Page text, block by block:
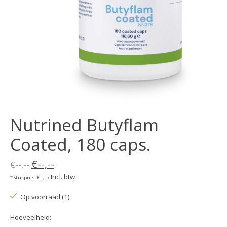
Nutrined Butyflam
Coated, 180 caps.
€--,-- €--,--
* Stukprijs: €--,-- /Incl. btw
Op voorraad (1)
Hoeveelheid: